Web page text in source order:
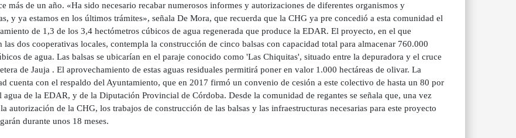
más de un año. «Ha sido necesario recabar numerosos informes y autorizaciones de diferentes organismos y
y ya estamos en los últimos trámites», señala De Mora, que recuerda que la CHG ya pre concedió a esta comunidad el
de 1,3 de los 3,4 hectómetros cúbicos de agua regenerada que produce la EDAR. El proyecto, en el que
las dos cooperativas locales, contempla la construcción de cinco balsas con capacidad total para almacenar 760.000
de agua. Las balsas se ubicarían en el paraje conocido como 'Las Chiquitas', situado entre la depuradora y el cruce
de Jauja . El aprovechamiento de estas aguas residuales permitirá poner en valor 1.000 hectáreas de olivar. La
cuenta con el respaldo del Ayuntamiento, que en 2017 firmó un convenio de cesión a este colectivo de hasta un 80 por
agua de la EDAR, y de la Diputación Provincial de Córdoba. Desde la comunidad de regantes se señala que, una vez
autorización de la CHG, los trabajos de construcción de las balsas y las infraestructuras necesarias para este proyecto
durante unos 18 meses.